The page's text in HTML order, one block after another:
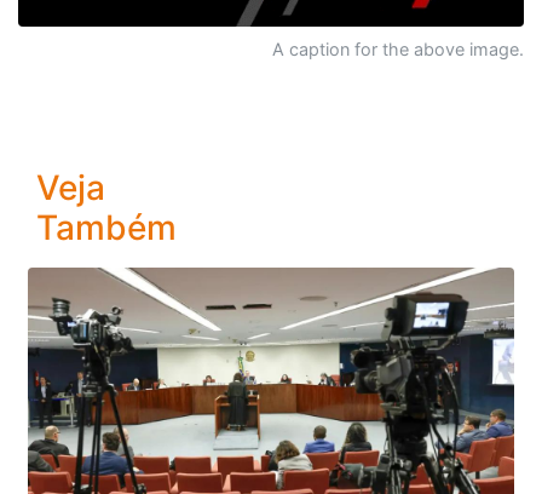
A caption for the above image.
Veja
Também